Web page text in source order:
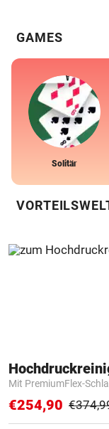
GAMES
Solitär
Mit PremiumFlex-
€254,90